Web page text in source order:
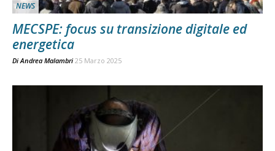
NEWS
MECSPE: focus su transizione digitale ed
energetica
DiAndrea Malambri 25 Marzo 2025